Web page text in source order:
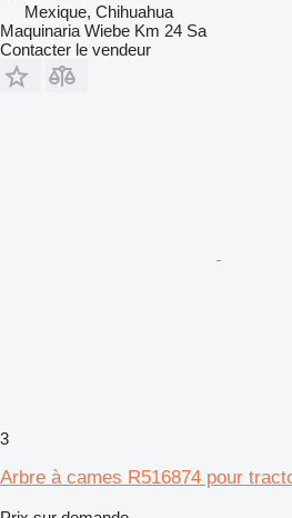
Mexique, Chihuahua
Maquinaria Wiebe Km 24 Sa
Contacter le vendeur
3
Arbre à cames R516874 pour